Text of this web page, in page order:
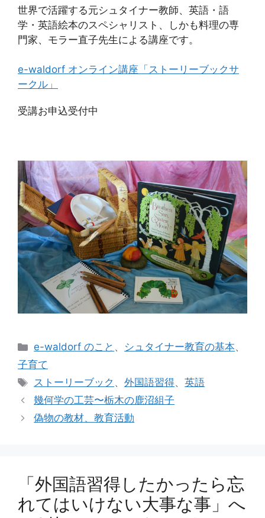
世界で活躍する元シュタイナー教師、英語・語
学・英語絵本のスペシャリスト、しかも料理の専
門家、モラー直子先生による講座です。
e-waldorf オンライン講座「ストーリーブックサ
ークル」
受講お申込受付中
カ
テ
リ
ー
e-waldorf のこと 、 シュタイナー教育の基本、
子育て
タ
グ
ストーリーブック 、外国語習得、英語
幾何学の工芸〜栃木の鹿沼組子
偽物の教材、教育活動
「外国語習得したかったら忘
れてはいけない大事な事」へ